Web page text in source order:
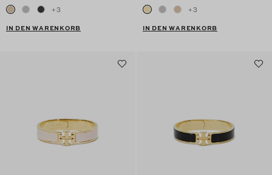
+3
IN DEN WARENKORB
+3
IN DEN WARENKORB